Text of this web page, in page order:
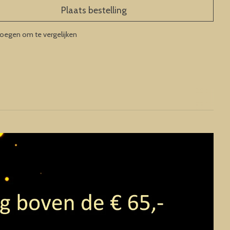
Plaats bestelling
om te vergelijken